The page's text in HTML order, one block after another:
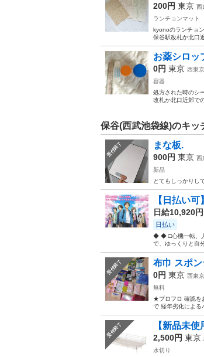
200円 東京 西
ランチョンマット
kyonoのランチョ
保谷駅改札か北口
お薬シロッ
0円 東京 西東
容器
処方された時のシ
改札か北口近郊で
保谷(西武池袋線)のキッ
受付終了 まな板.
900円 東京 西
新品
とてもしっかりし
【日払い
日給10,920円
日払い
◆ ◆ □心機一転、
で、ゆっくりと自
受付終了 布巾 スポ
0円 東京 西東
無料
★プロフロ 確認を
で 経年劣化による
受付終了 【新品未
2,500円 東京
水切り